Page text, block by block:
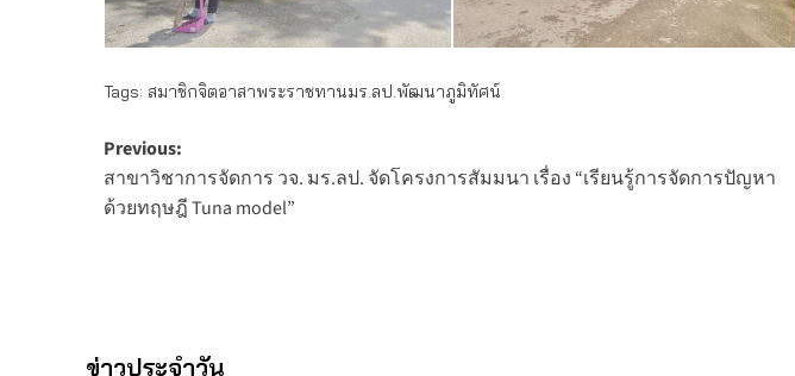
Tags: สมาชิกจิตอาสาพระราชทานมร.ลป.พัฒนาภูมิทัศน์
Post
navigation
Previous:
สาขาวิชาการจัดการ วจ. มร.ลป. จัดโครงการสัมมนา เรื่อง “เรียนรู้การจัดการปัญหา
ด้วยทฤษฎี Tuna model”
ข่าวประจำวัน